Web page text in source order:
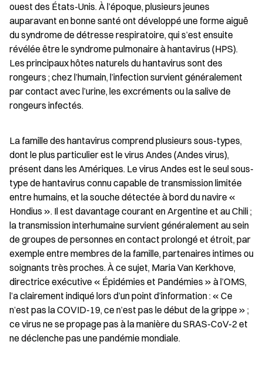
ouest des États-Unis. À l’époque, plusieurs jeunes
auparavant en bonne santé ont développé une forme aiguë
du syndrome de détresse respiratoire, qui s’est ensuite
révélée être le syndrome pulmonaire à hantavirus (HPS).
Les principaux hôtes naturels du hantavirus sont des
rongeurs ; chez l’humain, l’infection survient généralement
par contact avec l’urine, les excréments ou la salive de
rongeurs infectés.
La famille des hantavirus comprend plusieurs sous-types,
dont le plus particulier est le virus Andes (Andes virus),
présent dans les Amériques. Le virus Andes est le seul sous-
type de hantavirus connu capable de transmission limitée
entre humains, et la souche détectée à bord du navire «
Hondius ». Il est davantage courant en Argentine et au Chili ;
la transmission interhumaine survient généralement au sein
de groupes de personnes en contact prolongé et étroit, par
exemple entre membres de la famille, partenaires intimes ou
soignants très proches. À ce sujet, Maria Van Kerkhove,
directrice exécutive « Épidémies et Pandémies » à l’OMS,
l’a clairement indiqué lors d’un point d’information : « Ce
n’est pas la COVID-19, ce n’est pas le début de la grippe » ;
ce virus ne se propage pas à la manière du SRAS-CoV-2 et
ne déclenche pas une pandémie mondiale.